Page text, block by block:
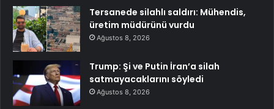
Tersanede silahlı saldırı: Mühendis,
üretim müdürünü vurdu
Ağustos 8, 2026
Trump: Şi ve Putin İran’a silah
satmayacaklarını söyledi
Ağustos 8, 2026